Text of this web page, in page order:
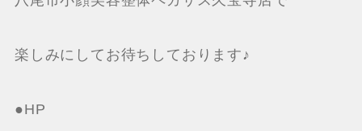
楽しみにしてお待ちしております♪
●HP